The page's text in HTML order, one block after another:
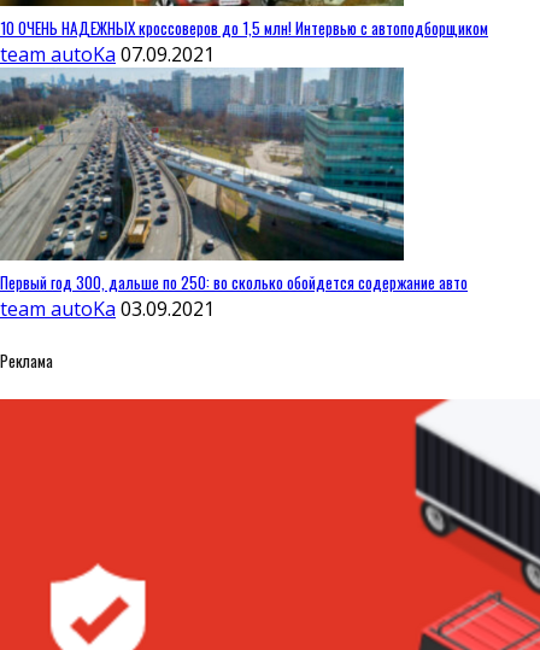
10 ОЧЕНЬ НАДЕЖНЫХ кроссоверов до 1,5 млн! Интервью с автоподборщиком
team autoKa 07.09.2021
Первый год 300, дальше по 250: во сколько обойдется содержание авто
team autoKa 03.09.2021
Реклама